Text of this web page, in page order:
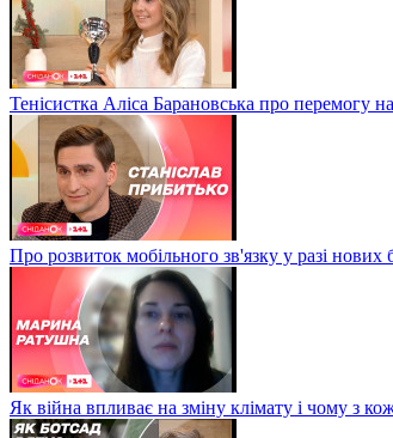
Тенісистка Аліса Барановська про перемогу
Про розвиток мобільного зв'язку у разі нових
Як війна впливає на зміну клімату і чому з